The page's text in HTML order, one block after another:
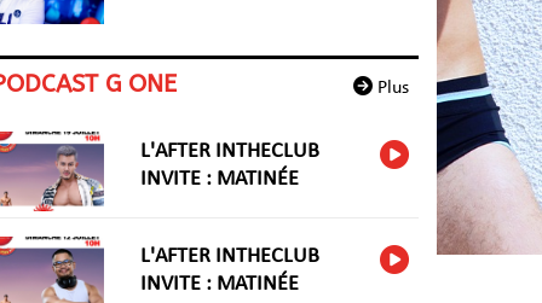
Plus
G ONE
L'AFTER INTHECLUB
INVITE : MATINÉE
L'AFTER INTHECLUB
INVITE : MATINÉE